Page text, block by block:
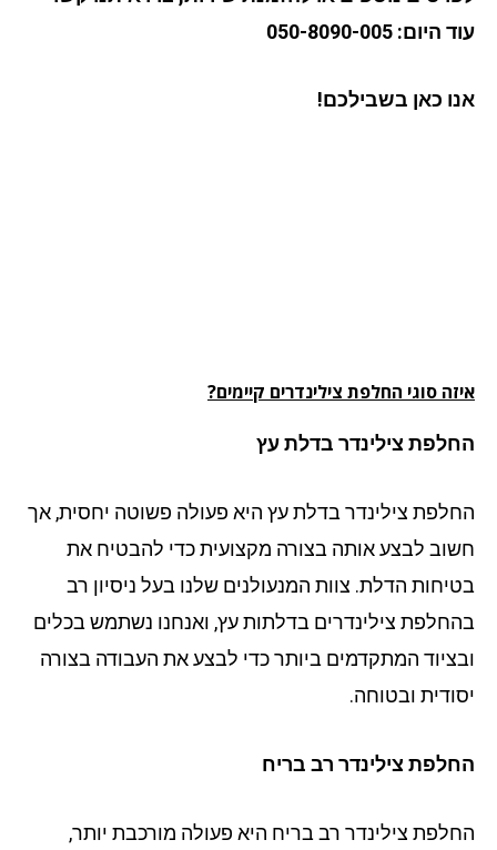
050-8090-005
כאן בשבילכם!
סוגי החלפת צילינדרים קיימים?
צילינדר בדלת עץ
צילינדר בדלת עץ היא פעולה פשוטה יחסית, אך
לבצע אותה בצורה מקצועית כדי להבטיח את
הדלת. צוות המנעולנים שלנו בעל ניסיון רב
צילינדרים בדלתות עץ, ואנחנו נשתמש בכלים
המתקדמים ביותר כדי לבצע את העבודה בצורה
ובטוחה.
צילינדר רב בריח
צילינדר רב בריח היא פעולה מורכבת יותר,